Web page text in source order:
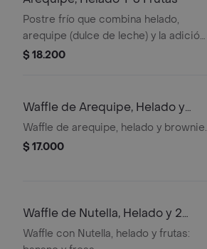
Postre frío que combina helado,
arequipe (dulce de leche) y la adición
de tres porciones de fruta fresca.
$ 18.200
Waffle de Arequipe, Helado y
Brownie
Waffle de arequipe, helado y brownie.
$ 17.000
Waffle de Nutella, Helado y 2
Frutas
Waffle con Nutella, helado y frutas: